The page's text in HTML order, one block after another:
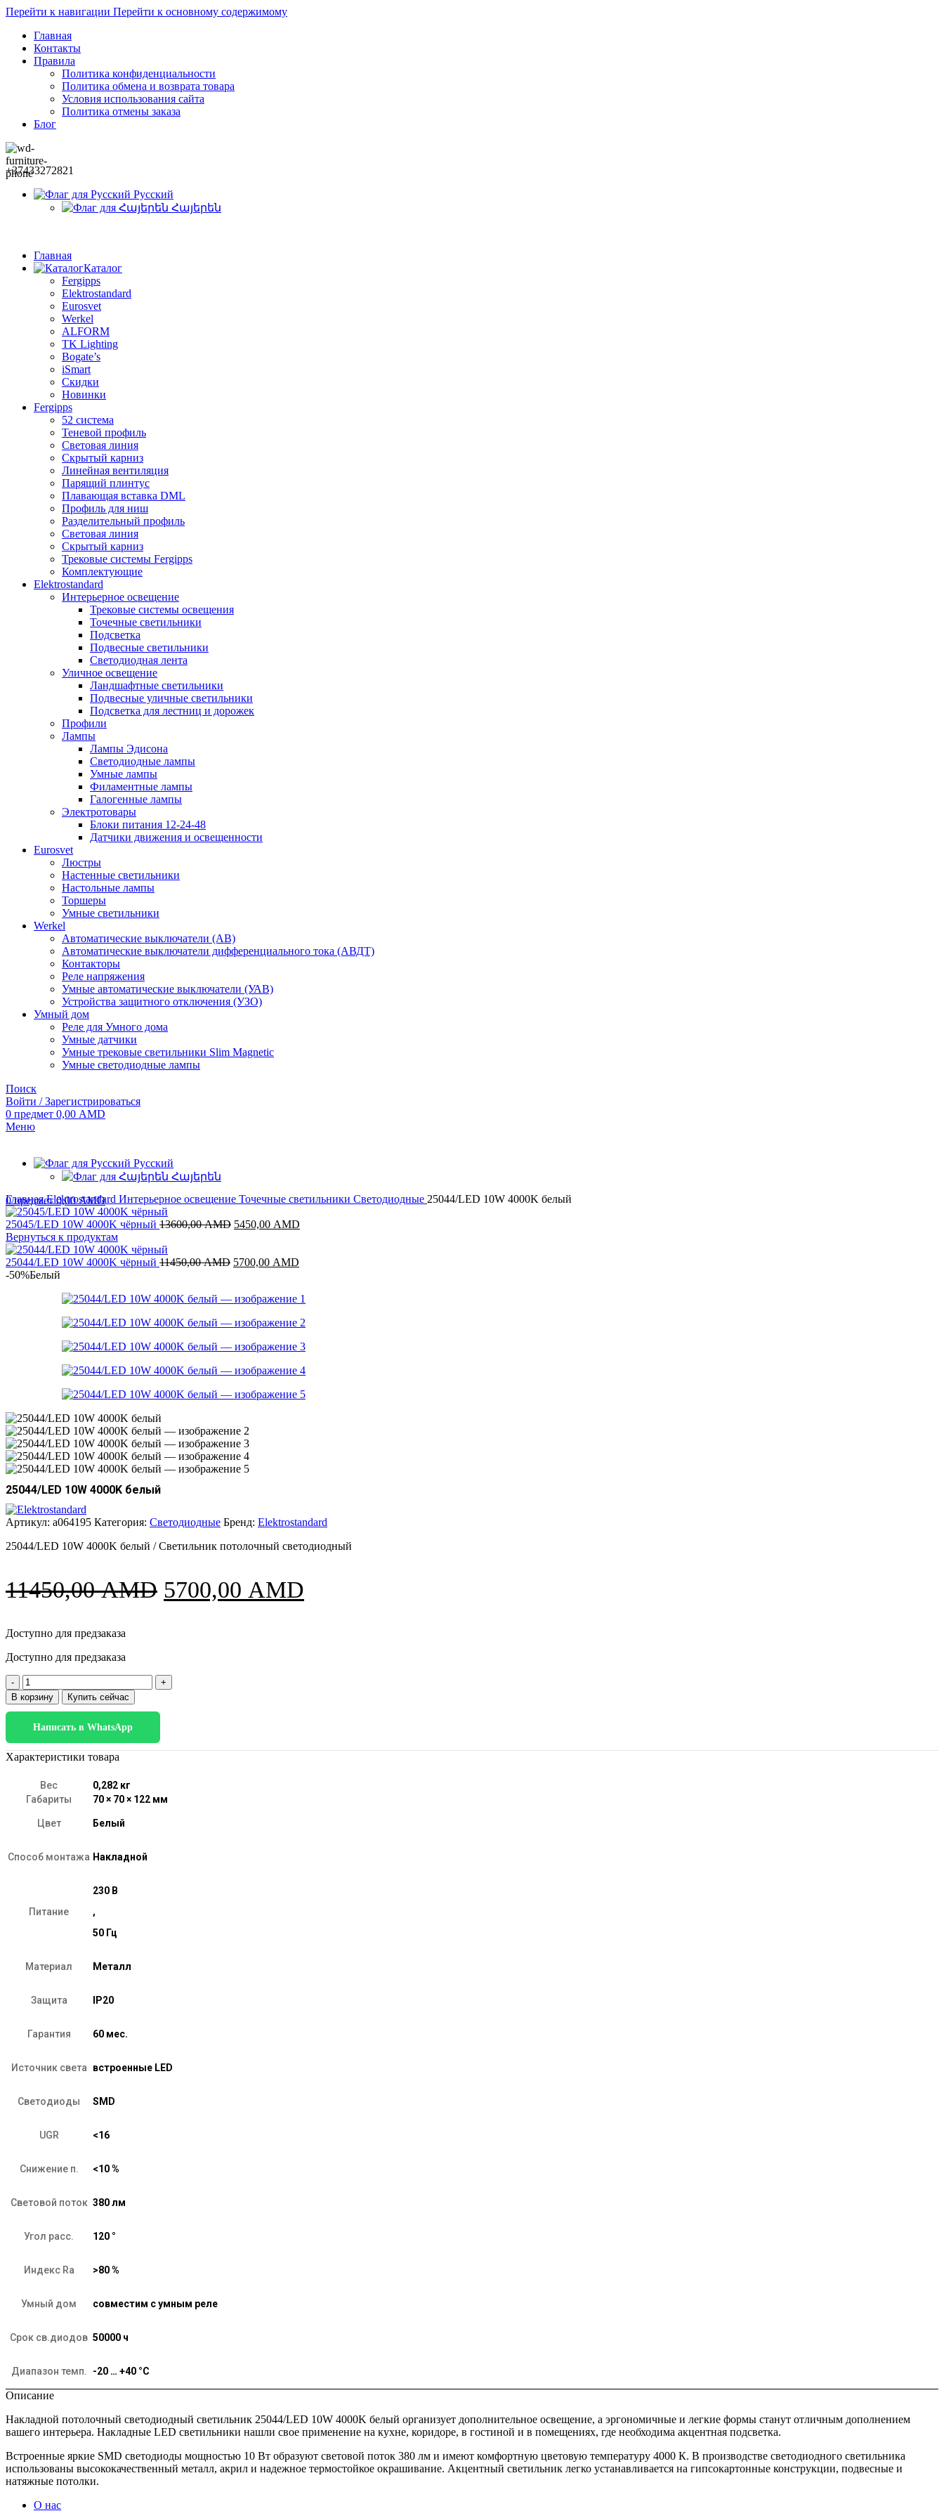
Перейти к навигации Перейти к основному содержимому
Главная
Контакты
Правила
Политика конфиденциальности
Политика обмена и возврата товара
Условия использования сайта
Политика отмены заказа
Блог
+37433272821
Русский
Հայերեն
Главная
Каталог
Fergipps
Elektrostandard
Eurosvet
Werkel
ALFORM
TK Lighting
Bogate’s
iSmart
Скидки
Новинки
Fergipps
52 система
Теневой профиль
Световая линия
Скрытый карниз
Линейная вентиляция
Парящий плинтус
Плавающая вставка DML
Профиль для ниш
Разделительный профиль
Световая линия
Скрытый карниз
Трековые системы Fergipps
Комплектующие
Elektrostandard
Интерьерное освещение
Трековые системы освещения
Точечные светильники
Подсветка
Подвесные светильники
Светодиодная лента
Уличное освещение
Ландшафтные светильники
Подвесные уличные светильники
Подсветка для лестниц и дорожек
Профили
Лампы
Лампы Эдисона
Светодиодные лампы
Умные лампы
Филаментные лампы
Галогенные лампы
Электротовары
Блоки питания 12-24-48
Датчики движения и освещенности
Eurosvet
Люстры
Настенные светильники
Настольные лампы
Торшеры
Умные светильники
Werkel
Автоматические выключатели (АВ)
Автоматические выключатели дифференциального тока (АВДТ)
Контакторы
Реле напряжения
Умные автоматические выключатели (УАВ)
Устройства защитного отключения (УЗО)
Умный дом
Реле для Умного дома
Умные датчики
Умные трековые светильники Slim Magnetic
Умные светодиодные лампы
Поиск
Войти / Зарегистрироваться
0 предмет 0,00 AMD
Меню
Русский
Հայերեն
0предмет 0,00AMD
ГлавнаяElektrostandard Интерьерное освещение Точечные светильники Светодиодные 25044/LED 10W 4000K белый
25045/LED 10W 4000K чёрный 13600,00AMD Первоначальная
13600,00 AMD.
5450,00 AMD
Вернуться к продуктам
25044/LED 10W 4000K чёрный 11450,00AMD Первоначальная
11450,00 AMD.
5700,00 AMD
-50%Белый
25044/LED 10W 4000K белый
Артикул: a064195 Категория: Светодиодные Бренд: Elektrostandard
25044/LED 10W 4000K белый / Светильник потолочный светодиодный
11450,00AMD Первоначальная
11450,00 AMD.
5700,00 AMD
Доступно для предзаказа
Доступно для предзаказа
Количество
товара
25044/LED
4000K
белый
В корзину Купить сейчас
Написать в WhatsApp
Характеристики товара
Вес
0,282 кг
Габариты
70 × 70 × 122 мм
Цвет Белый
Способ монтажа Накладной
Питание
230 В
,
50 Гц
Материал Металл
Защита IP20
Гарантия 60 мес.
Источник света встроенные LED
Светодиоды SMD
UGR <16
Снижение п. <10 %
Световой поток 380 лм
Угол расс. 120 °
Индекс Ra >80 %
Умный дом совместим с умным реле
Срок св.диодов 50000 ч
Диапазон темп. -20 … +40 °C
Описание
Накладной потолочный светодиодный светильник 25044/LED 10W 4000K белый организует дополнительное освещение, а эргономичные и легкие формы станут отличным дополнением
вашего интерьера. Накладные LED светильники нашли свое применение на кухне, коридоре, в гостиной и в помещениях, где необходима акцентная подсветка.
Встроенные яркие SMD светодиоды мощностью 10 Вт образуют световой поток 380 лм и имеют комфортную цветовую температуру 4000 К. В производстве светодиодного светильника
использованы высококачественный металл, акрил и надежное термостойкое окрашивание. Акцентный светильник легко устанавливается на гипсокартонные конструкции, подвесные и
натяжные потолки.
О нас